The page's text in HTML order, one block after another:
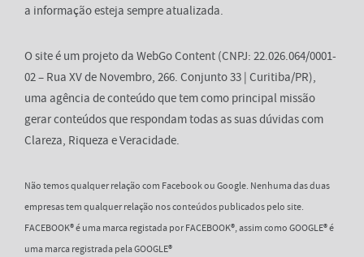
a informação esteja sempre atualizada.
O site é um projeto da WebGo Content (CNPJ: 22.026.064/0001-
02 – Rua XV de Novembro, 266. Conjunto 33 | Curitiba/PR),
uma agência de conteúdo que tem como principal missão
gerar conteúdos que respondam todas as suas dúvidas com
Clareza, Riqueza e Veracidade.
Não temos qualquer relação com Facebook ou Google. Nenhuma das duas
empresas tem qualquer relação nos conteúdos publicados pelo site.
FACEBOOK® é uma marca registada por FACEBOOK®, assim como GOOGLE® é
uma marca registrada pela GOOGLE®